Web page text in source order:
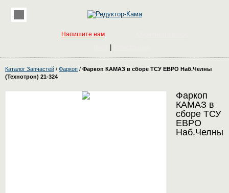
Напишите нам
Каталог Запчастей / Фаркоп / Фаркоп КАМАЗ в сборе ТСУ ЕВРО Наб.Челны
(Технотрон) 21-324
Фаркоп
КАМАЗ в
сборе ТСУ
ЕВРО
Наб.Челны